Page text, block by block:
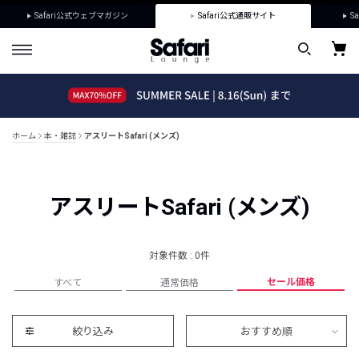
Safari公式ウェブマガジン Safari公式通販サイト
ホーム 本・雑誌 アスリートSafari (メンズ)
アスリートSafari (メンズ)
対象件数 : 0件
すべて 通常価格 セール価格
絞り込み おすすめ順